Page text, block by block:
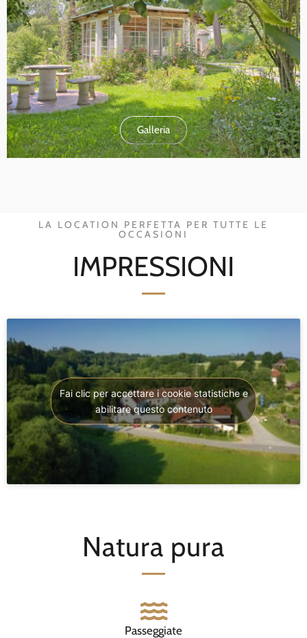
Galleria
LA LOCATION PERFETTA PER TUTTE LE
OCCASIONI
IMPRESSIONI
Fai clic per accettare i cookie statistiche e
abilitare questo contenuto
Natura pura
Passeggiate